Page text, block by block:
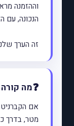
וההזמנה
הנכונה, עם
זה הערך שלנו.
מה קורה
מטר, בדרך